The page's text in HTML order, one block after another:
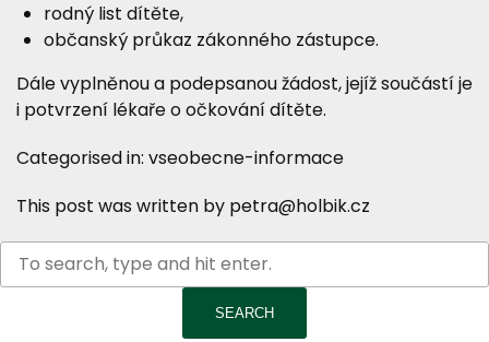
rodný list dítěte,
občanský průkaz zákonného zástupce.
Dále vyplněnou a podepsanou žádost, jejíž součástí je
i potvrzení lékaře o očkování dítěte.
Categorised in: vseobecne-informace
This post was written by petra@holbik.cz
SEARCH